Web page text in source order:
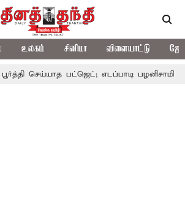
உலகம் சினிமா விளையாட்டு
பட்ஜெட்; எடப்பாடி பழனிசாமி